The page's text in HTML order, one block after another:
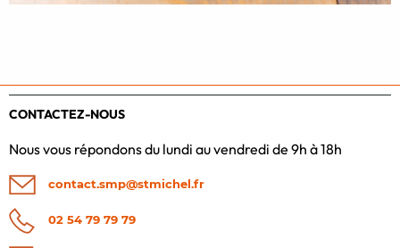
CONTACTEZ-NOUS
Nous vous répondons du lundi au vendredi de 9h à 18h
contact.smp@stmichel.fr
02 54 79 79 79